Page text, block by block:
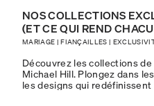
NOS COLLECTIONS
(ET CE QUI REND
MARIAGE |FIANÇAILLES |
Découvrez les collections
Michael Hill. Plongez dans
les designs qui redéfinissent